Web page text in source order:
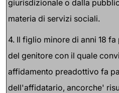
giurisdizionale o dalla
materia di servizi sociali.
4. Il figlio minore di anni 18
del genitore con il quale
affidamento preadottivo fa
dell'affidatario, ancorche'